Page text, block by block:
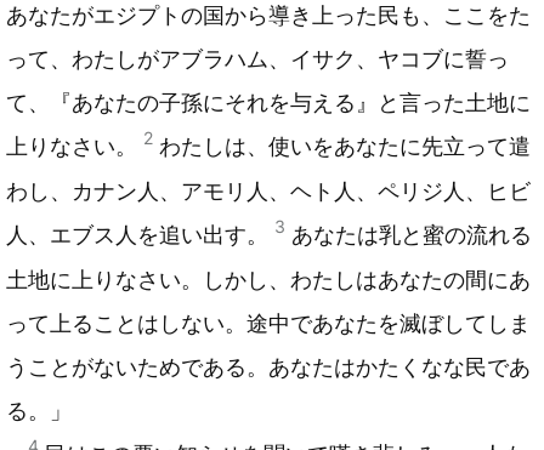
あなたがエジプトの国から導き上った民も、ここをた
って、わたしがアブラハム、イサク、ヤコブに誓っ
て、『あなたの子孫にそれを与える』と言った土地に
上りなさい。
2 わたしは、使いをあなたに先立って遣
わし、カナン人、アモリ人、ヘト人、ペリジ人、ヒビ
人、エブス人を追い出す。
3 あなたは乳と蜜の流れる
土地に上りなさい。しかし、わたしはあなたの間にあ
って上ることはしない。途中であなたを滅ぼしてしま
うことがないためである。あなたはかたくなな民であ
る。」
4